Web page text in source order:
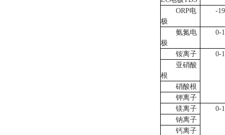
ORP电
极
-
氨氮电
极
0-
铵离子
0-
亚硝酸
根
硝酸根
钾离子
镁离子
0-
钠离子
钙离子